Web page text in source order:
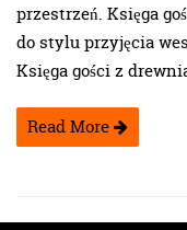
przestrzeń. Księga
do stylu przyjęcia
Księga gości z
Read More